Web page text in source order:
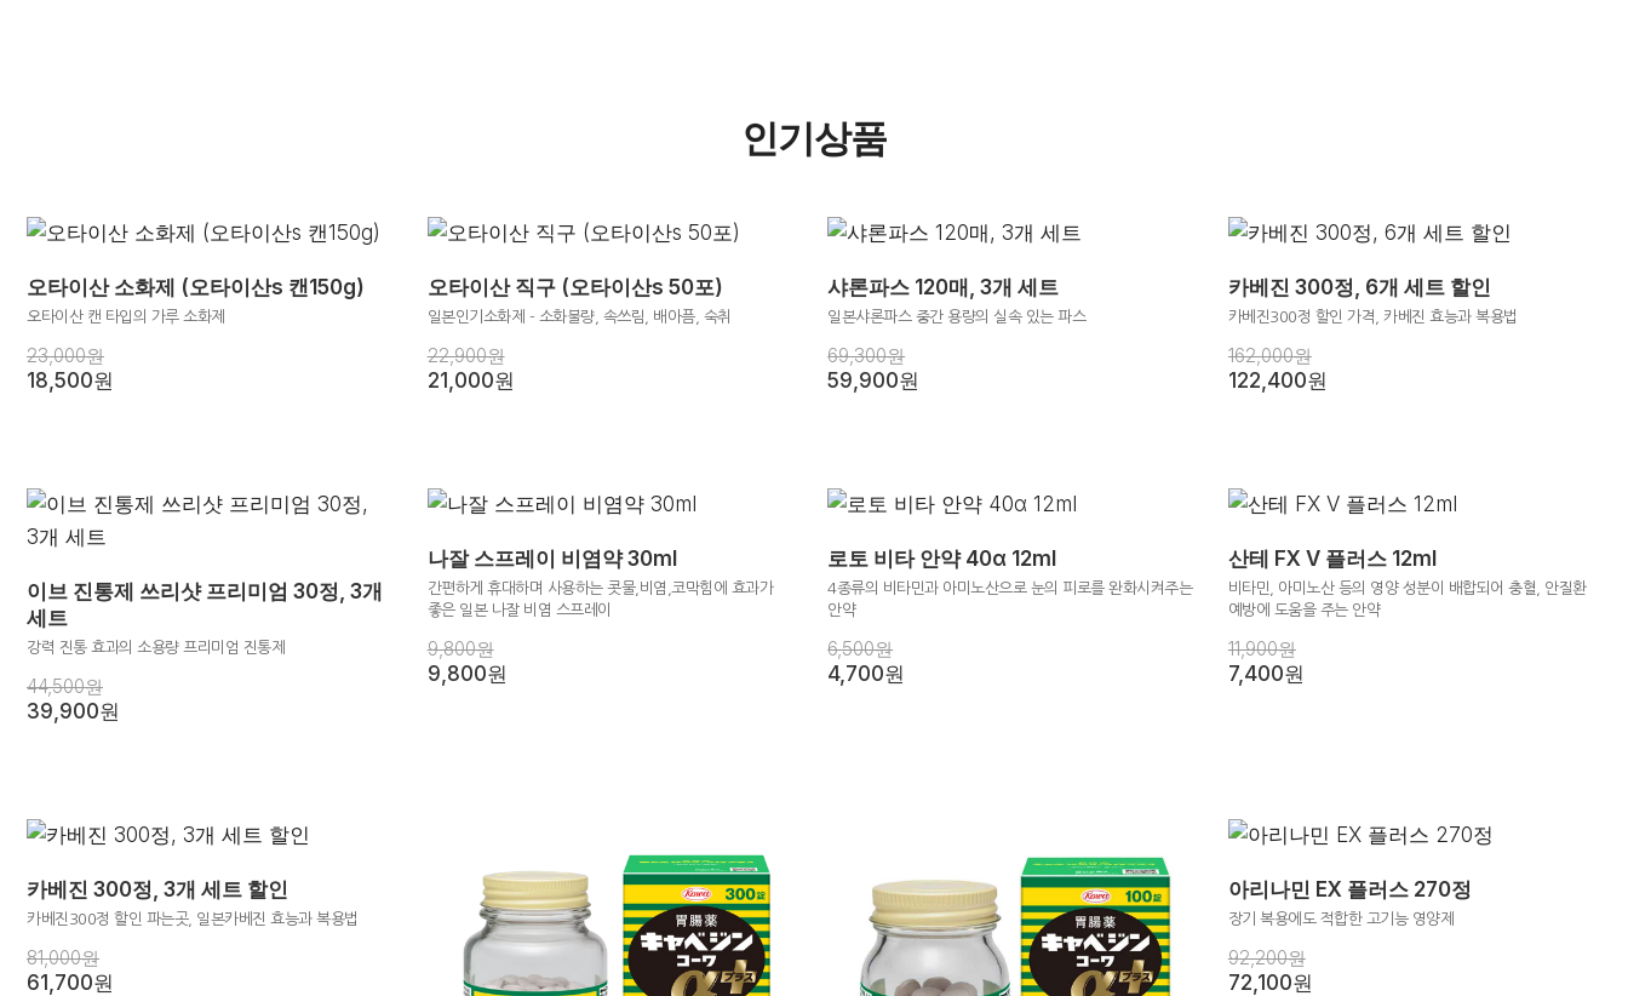
인기상품
오타이산 소화제 (오타이산s 캔150g)
오타이산 캔 타입의 가루 소화제
23,000원
18,500원
오타이산 직구 (오타이산s 50포)
일본인기소화제 - 소화불량, 속쓰림, 배아픔, 숙취
22,900원
21,000원
샤론파스 120매, 3개 세트
일본샤론파스 중간 용량의 실속 있는 파스
69,300원
59,900원
카베진 300정, 6개 세트 할인
카베진300정 할인 가격, 카베진 효능과 복용법
162,000원
122,400원
이브 진통제 쓰리샷 프리미엄 30정, 3개
세트
강력 진통 효과의 소용량 프리미엄 진통제
44,500원
39,900원
나잘 스프레이 비염약 30ml
간편하게 휴대하며 사용하는 콧물,비염,코막힘에 효과가
좋은 일본 나잘 비염 스프레이
9,800원
9,800원
로토 비타 안약 40α 12ml
4종류의 비타민과 아미노산으로 눈의 피로를 완화시켜주는
안약
6,500원
4,700원
산테 FX V 플러스 12ml
비타민, 아미노산 등의 영양 성분이 배합되어 충혈, 안질환
예방에 도움을 주는 안약
11,900원
7,400원
카베진 300정, 3개 세트 할인
카베진300정 할인 파는곳, 일본카베진 효능과 복용법
81,000원
61,700원
아리나민 EX 플러스 270정
장기 복용에도 적합한 고기능 영양제
92,200원
72,100원